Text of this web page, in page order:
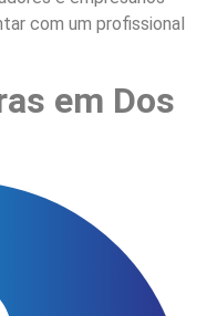
com um profissional
em Dos